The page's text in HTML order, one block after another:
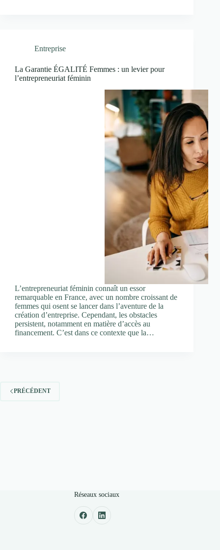
Entreprise
La Garantie ÉGALITÉ Femmes : un levier pour
l’entrepreneuriat féminin
L’entrepreneuriat féminin connaît un essor
remarquable en France, avec un nombre croissant de
femmes qui osent se lancer dans l’aventure de la
création d’entreprise. Cependant, les obstacles
persistent, notamment en matière d’accès au
financement. C’est dans ce contexte que la…
PRÉCÉDENT
Réseaux sociaux